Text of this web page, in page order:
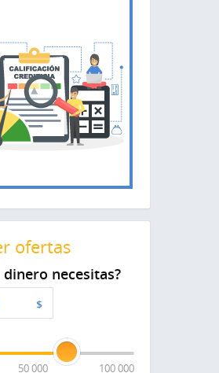
ofertas
necesitas?
$
50 000 100 000